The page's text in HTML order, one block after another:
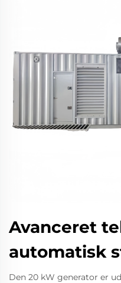
Avanceret
automatisk
Den 20 kW generator er